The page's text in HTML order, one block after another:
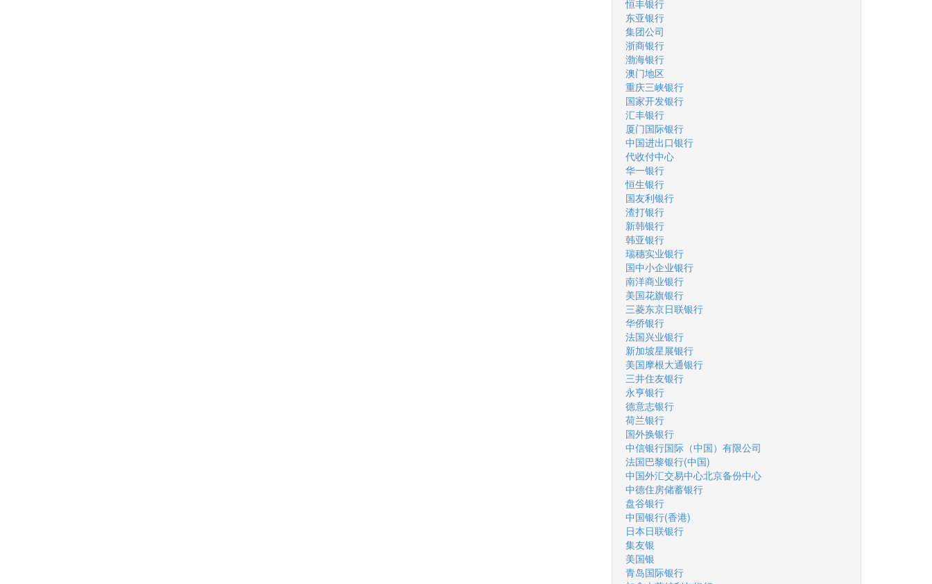
恒丰银行
东亚银行
集团公司
浙商银行
渤海银行
澳门地区
重庆三峡银行
国家开发银行
汇丰银行
厦门国际银行
中国进出口银行
代收付中心
华一银行
恒生银行
国友利银行
渣打银行
新韩银行
韩亚银行
瑞穗实业银行
国中小企业银行
南洋商业银行
美国花旗银行
三菱东京日联银行
华侨银行
法国兴业银行
新加坡星展银行
美国摩根大通银行
三井住友银行
永亨银行
德意志银行
荷兰银行
国外换银行
中信银行国际（中国）有限公司
法国巴黎银行(中国)
中国外汇交易中心北京备份中心
中德住房储蓄银行
盘谷银行
中国银行(香港)
日本日联银行
集友银
美国银
青岛国际银行